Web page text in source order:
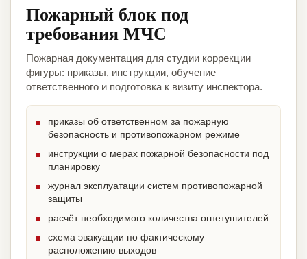
Пожарный блок под
требования МЧС
Пожарная документация для студии коррекции
фигуры: приказы, инструкции, обучение
ответственного и подготовка к визиту инспектора.
приказы об ответственном за пожарную
безопасность и противопожарном режиме
инструкции о мерах пожарной безопасности под
планировку
журнал эксплуатации систем противопожарной
защиты
расчёт необходимого количества огнетушителей
схема эвакуации по фактическому
расположению выходов